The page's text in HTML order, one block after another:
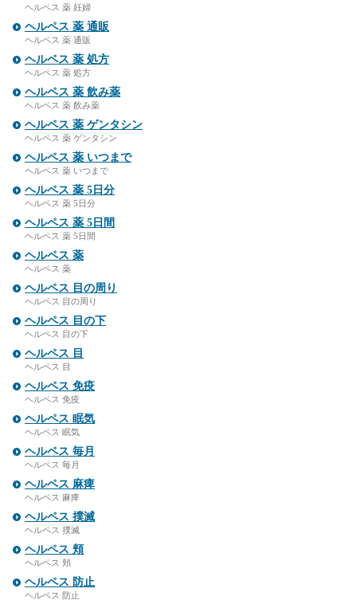
ヘルペス 薬 妊婦
ヘルペス 薬 通販
ヘルペス 薬 通販
ヘルペス 薬 処方
ヘルペス 薬 処方
ヘルペス 薬 飲み薬
ヘルペス 薬 飲み薬
ヘルペス 薬 ゲンタシン
ヘルペス 薬 ゲンタシン
ヘルペス 薬 いつまで
ヘルペス 薬 いつまで
ヘルペス 薬 5日分
ヘルペス 薬 5日分
ヘルペス 薬 5日間
ヘルペス 薬 5日間
ヘルペス 薬
ヘルペス 薬
ヘルペス 目の周り
ヘルペス 目の周り
ヘルペス 目の下
ヘルペス 目の下
ヘルペス 目
ヘルペス 目
ヘルペス 免疫
ヘルペス 免疫
ヘルペス 眠気
ヘルペス 眠気
ヘルペス 毎月
ヘルペス 毎月
ヘルペス 麻痺
ヘルペス 麻痺
ヘルペス 撲滅
ヘルペス 撲滅
ヘルペス 頬
ヘルペス 頬
ヘルペス 防止
ヘルペス 防止